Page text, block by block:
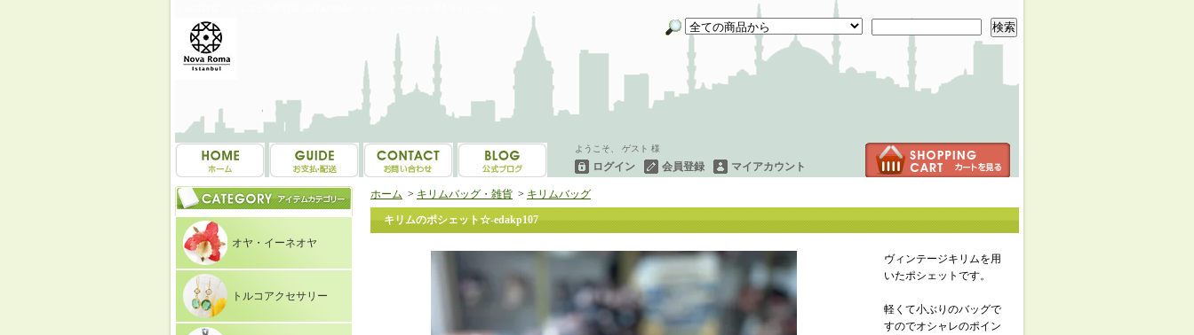
検索
ようこそ、 ゲスト 様
ログイン 会員登録 マイアカウント
オヤ・イーネオヤ
トルコアクセサリー
ホーム > キリムバッグ・雑貨 > キリムバッグ
キリムのポシェット☆-edakp107
ヴィンテージキリムを用
いたポシェットです。
軽くて小ぶりのバッグで
すのでオシャレのポイン